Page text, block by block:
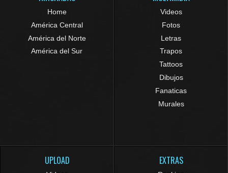
Home
América Central
América del Norte
América del Sur
Videos
Fotos
Letras
Trapos
Tattoos
Dibujos
Fanaticas
Murales
UPLOAD EXTRAS